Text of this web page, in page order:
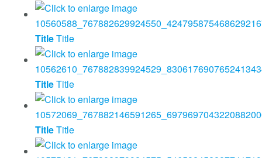
TitleTitle
TitleTitle
TitleTitle